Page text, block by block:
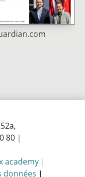
80 |
academy |
données |